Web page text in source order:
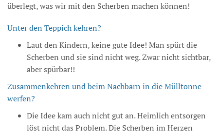
überlegt, was wir mit den Scherben machen können!
Unter den Teppich kehren?
Laut den Kindern, keine gute Idee! Man spürt die
Scherben und sie sind nicht weg. Zwar nicht sichtbar,
aber spürbar!!
Zusammenkehren und beim Nachbarn in die Mülltonne
werfen?
Die Idee kam auch nicht gut an. Heimlich entsorgen
löst nicht das Problem. Die Scherben im Herzen